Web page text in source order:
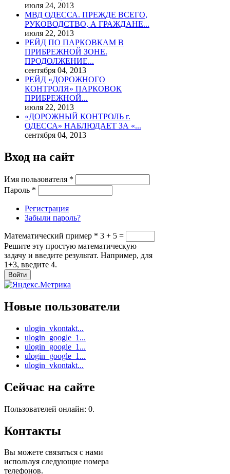
июля 24, 2013
МВД ОДЕССА. ПРЕЖДЕ ВСЕГО,
РУКОВОДСТВО, А ГРАЖДАНЕ...
июля 22, 2013
РЕЙД ПО ПАРКОВКАМ В
ПРИБРЕЖНОЙ ЗОНЕ.
ПРОДОЛЖЕНИЕ...
сентября 04, 2013
РЕЙД «ДОРОЖНОГО
КОНТРОЛЯ» ПАРКОВОК
ПРИБРЕЖНОЙ...
июля 22, 2013
«ДОРОЖНЫЙ КОНТРОЛЬ г.
ОДЕССА» НАБЛЮДАЕТ ЗА «...
сентября 04, 2013
Вход на сайт
Имя пользователя *
Пароль *
Регистрация
Забыли пароль?
Математический пример * 3 + 5 =
Решите эту простую математическую
задачу и введите результат. Например, для
1+3, введите 4.
Новые пользователи
ulogin_vkontakt...
ulogin_google_1...
ulogin_google_1...
ulogin_google_1...
ulogin_vkontakt...
Сейчас на сайте
Пользователей онлайн: 0.
Контакты
Вы можете связаться с нами
используя следующие номера
телефонов.